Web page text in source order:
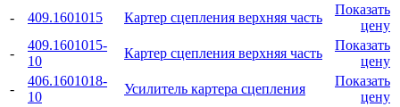
-
409.1601015 Картер сцепления верхняя часть
Показать
цену
-
409.1601015-
10
Картер сцепления верхняя часть
Показать
цену
-
406.1601018-
10
Усилитель картера сцепления
Показать
цену